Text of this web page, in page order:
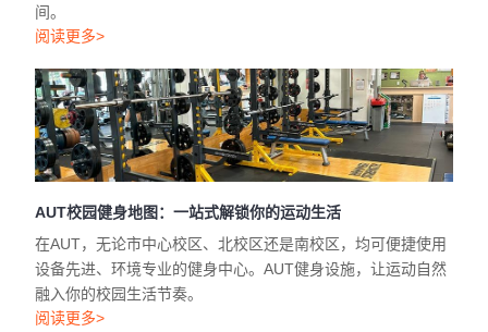
间。
阅读更多>
AUT校园健身地图：一站式解锁你的运动生活
在AUT，无论市中心校区、北校区还是南校区，均可便捷使用
设备先进、环境专业的健身中心。AUT健身设施，让运动自然
融入你的校园生活节奏。
阅读更多>